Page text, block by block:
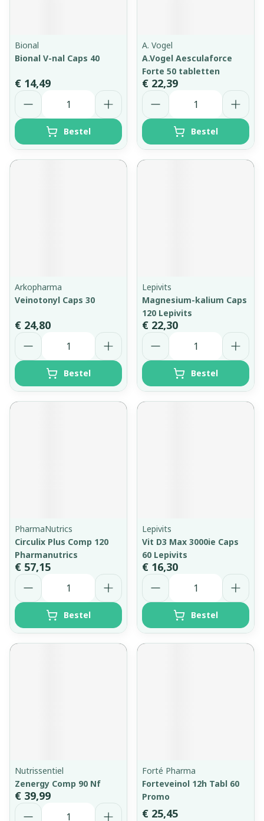
Bional
Bional V-nal Caps 40
€ 14,49
Aantal
Bestel
A. Vogel
A.Vogel Aesculaforce
Forte 50 tabletten
€ 22,39
Aantal
Bestel
Arkopharma
Veinotonyl Caps 30
€ 24,80
Aantal
Bestel
Lepivits
Magnesium-kalium Caps
120 Lepivits
€ 22,30
Aantal
Bestel
PharmaNutrics
Circulix Plus Comp 120
Pharmanutrics
€ 57,15
Aantal
Bestel
Lepivits
Vit D3 Max 3000ie Caps
60 Lepivits
€ 16,30
Aantal
Bestel
Nutrissentiel
Zenergy Comp 90 Nf
€ 39,99
Aantal
Forté Pharma
Forteveinol 12h Tabl 60
Promo
€ 25,45